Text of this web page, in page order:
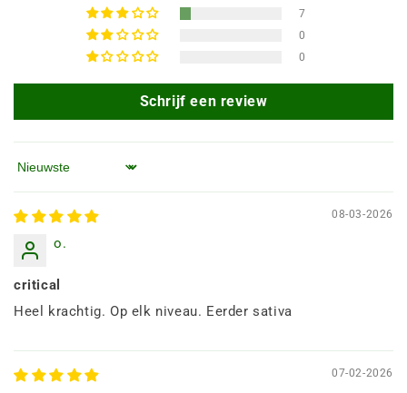
7
0
0
Schrijf een review
Sorteren op
08-03-2026
o.
critical
Heel krachtig. Op elk niveau. Eerder sativa
07-02-2026